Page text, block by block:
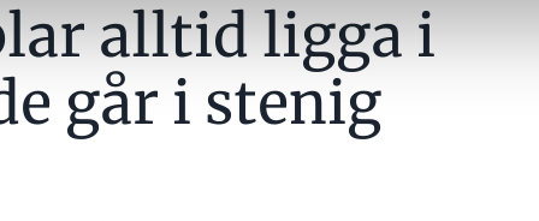
alltid ligga i
går i stenig